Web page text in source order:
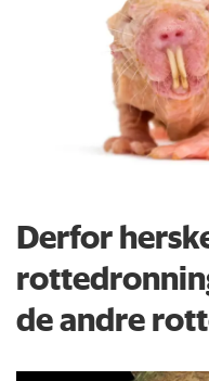
Derfor
de andre